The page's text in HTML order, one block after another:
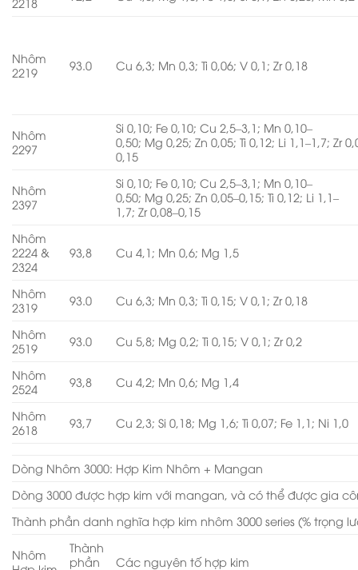
Nhôm
2219
93.0 Cu 6,3; Mn 0,3; Ti 0,06; V 0,1; Zr 0,18
Nhôm
2297
Si 0,10; Fe 0,10; Cu 2,5–3,1; Mn 0,10–
0,50; Mg 0,25; Zn 0,05; Ti 0,12; Li 1,1–1,7; Zr
0,15
Nhôm
2397
Si 0,10; Fe 0,10; Cu 2,5–3,1; Mn 0,10–
0,50; Mg 0,25; Zn 0,05–0,15; Ti 0,12; Li 1,1–
1,7; Zr 0,08–0,15
Nhôm
2224 &
2324
93,8 Cu 4,1; Mn 0,6; Mg 1,5
Nhôm
2319
93.0 Cu 6,3; Mn 0,3; Ti 0,15; V 0,1; Zr 0,18
Nhôm
2519
93.0 Cu 5,8; Mg 0,2; Ti 0,15; V 0,1; Zr 0,2
Nhôm
2524
93,8 Cu 4,2; Mn 0,6; Mg 1,4
Nhôm
2618
93,7 Cu 2,3; Si 0,18; Mg 1,6; Ti 0,07; Fe 1,1; Ni 1,0
Dòng Nhôm 3000: Hợp Kim Nhôm + Mangan
Dòng 3000 được hợp kim với mangan, và có thể được gia
Thành phần danh nghĩa hợp kim nhôm 3000 series (% trọng
Nhôm
Thành
phần
Các nguyên tố hợp kim